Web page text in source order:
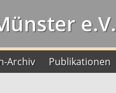
e.V.
Archiv Publikationen